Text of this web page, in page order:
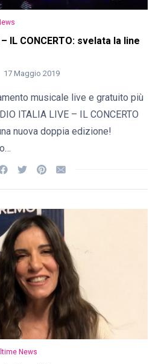
– IL CONCERTO: svelata la line
17 Maggio 2019
musicale live e gratuito più
ITALIA LIVE – IL CONCERTO
nuova doppia edizione!
News